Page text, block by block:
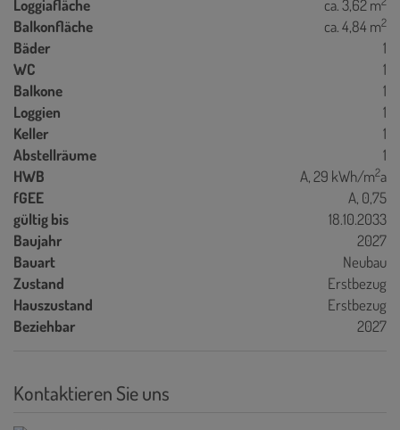
Loggiafläche ca. 3,62 m
Balkonfläche ca. 4,84 m2
Bäder
1
WC
1
Balkone
1
Loggien
1
Keller
1
Abstellräume
1
HWB
A, 29 kWh/m2a
fGEE
A, 0,75
gültig bis
18.10.2033
Baujahr
2027
Bauart
Neubau
Zustand
Erstbezug
Hauszustand
Erstbezug
Beziehbar
2027
Kontaktieren Sie uns